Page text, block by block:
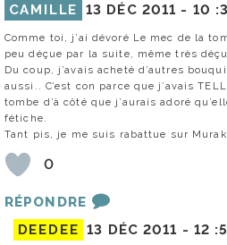
CAMILLE 13 DÉC 2011 - 10
Comme toi, j’ai dévoré Le mec de la
peu déçue par la suite, même très
Du coup, j’avais acheté d’autres
aussi.. C’est con parce que j’avais
tombe d’à côté que j’aurais adoré
fétiche.
Tant pis, je me suis rabattue sur
0
RÉPONDRE
DEEDEE 13 DÉC 2011 - 12